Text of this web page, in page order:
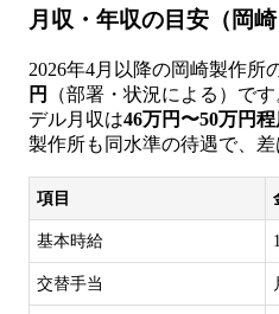
月収・年収の目安（岡崎
2026年4月以降の岡崎製作所
円
（部署・状況による）で
デル月収は46万円〜50万円
製作所も同水準の待遇で、差
項目
基本時給
交替手当